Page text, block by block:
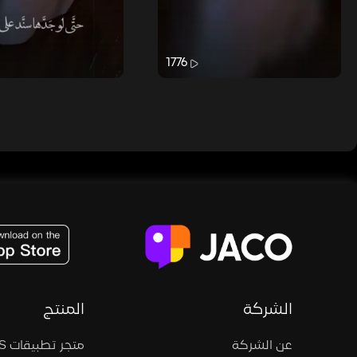
1776
الشركة
عن الشركة
المنتج
متجر تطبيقات iOS